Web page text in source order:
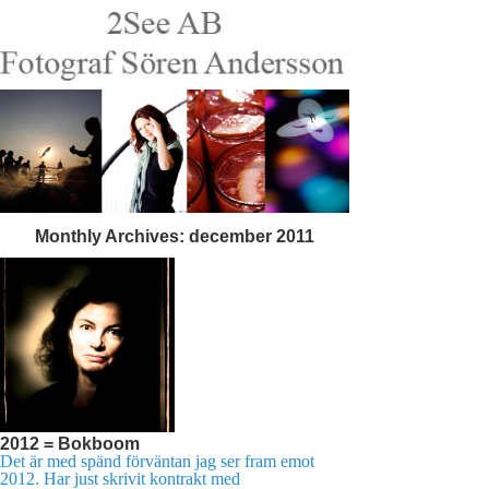
Monthly Archives: december 2011
2012 = Bokboom
Det är med spänd förväntan jag ser fram emot
2012. Har just skrivit kontrakt med